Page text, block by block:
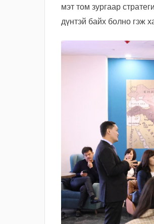
мэт том зургаар
дүнтэй байх болно гэж